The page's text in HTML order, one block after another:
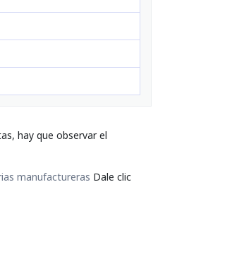
hay que observar el
manufactureras Dale clic